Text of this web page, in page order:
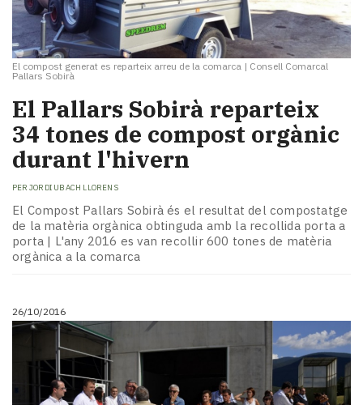
El compost generat es reparteix arreu de la comarca | Consell Comarcal
Pallars Sobirà
El Pallars Sobirà reparteix
34 tones de compost orgànic
durant l'hivern
PER JORDI UBACH LLORENS
El Compost Pallars Sobirà és el resultat del compostatge
de la matèria orgànica obtinguda amb la recollida porta a
porta | L'any 2016 es van recollir 600 tones de matèria
orgànica a la comarca
26/10/2016